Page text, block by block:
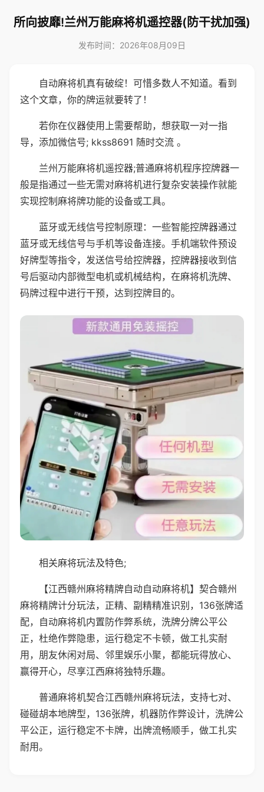
所向披靡!兰州万能麻将机遥控器(防干扰加强)
发布时间：2026年08月09日
自动麻将机真有破绽！可惜多数人不知道。看到
这个文章，你的牌运就要转了！
若你在仪器使用上需要帮助，想获取一对一指
导，添加微信号; kkss8691 随时交流 。
兰州万能麻将机遥控器;普通麻将机程序控牌器一
般是指通过一些无需对麻将机进行复杂安装操作就能
实现控制麻将牌功能的设备或工具。
蓝牙或无线信号控制原理：一些智能控牌器通过
蓝牙或无线信号与手机等设备连接。手机端软件预设
好牌型等指令，发送信号给控牌器，控牌器接收到信
号后驱动内部微型电机或机械结构，在麻将机洗牌、
码牌过程中进行干预，达到控牌目的。
相关麻将玩法及特色;
【江西赣州麻将精牌自动自动麻将机】契合赣州
麻将精牌计分玩法，正精、副精精准识别，136张牌适
配，自动麻将机内置防作弊系统，洗牌分牌公平公
正，杜绝作弊隐患，运行稳定不卡顿，做工扎实耐
用，朋友休闲对局、邻里娱乐小聚，都能玩得放心、
赢得开心，尽享江西麻将独特乐趣。
普通麻将机契合江西赣州麻将玩法，支持七对、
碰碰胡本地牌型，136张牌，机器防作弊设计，洗牌公
平公正，运行稳定不卡牌，出牌流畅顺手，做工扎实
耐用。